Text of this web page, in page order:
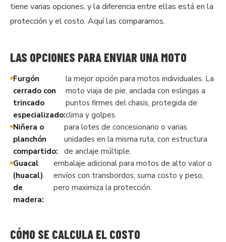
tiene varias opciones, y la diferencia entre ellas está en la
protección y el costo. Aquí las comparamos.
LAS OPCIONES PARA ENVIAR UNA MOTO
Furgón
cerrado con
trincado
especializado:
la mejor opción para motos individuales. La
moto viaja de pie, anclada con eslingas a
puntos firmes del chasis, protegida de
clima y golpes.
Niñera o
planchón
compartido:
para lotes de concesionario o varias
unidades en la misma ruta, con estructura
de anclaje múltiple.
Guacal
(huacal)
de
madera:
embalaje adicional para motos de alto valor o
envíos con transbordos; suma costo y peso,
pero maximiza la protección.
CÓMO SE CALCULA EL COSTO